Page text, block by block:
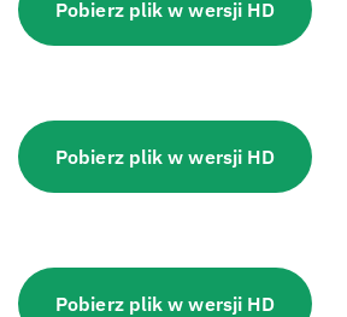
Pobierz plik w wersji HD
Pobierz plik w wersji HD
Pobierz plik w wersji HD